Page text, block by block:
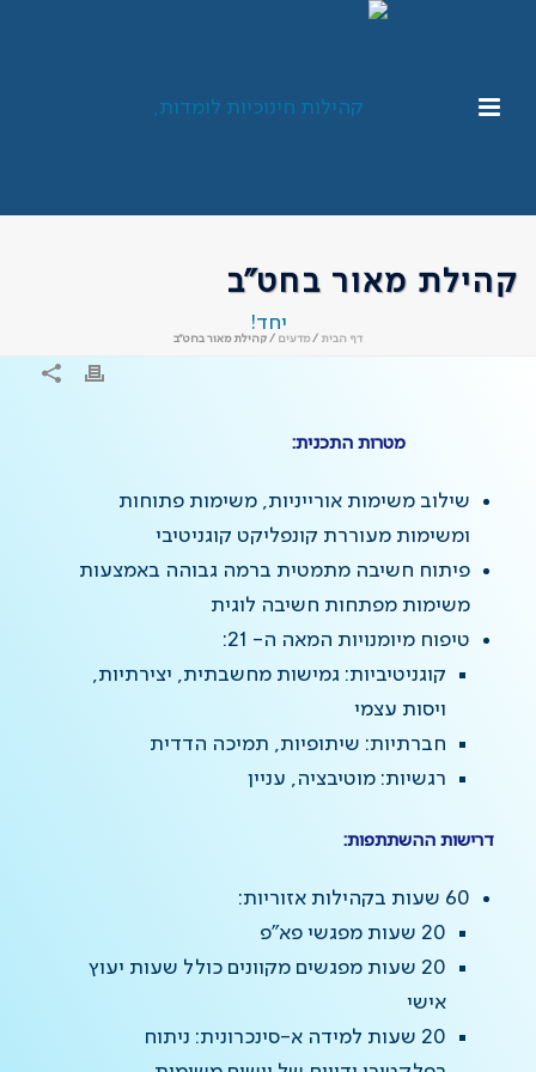
קהילת מאור בחט”ב
דף הבית / מדעים / קהילת מאור בחט”ב
מטרות התכנית:
שילוב משימות אורייניות, משימות פתוחות
ומשימות מעוררת קונפליקט קוגניטיבי
פיתוח חשיבה מתמטית ברמה גבוהה באמצעות
משימות מפתחות חשיבה לוגית
טיפוח מיומנויות המאה ה- 21:
קוגניטיביות: גמישות מחשבתית, יצירתיות,
ויסות עצמי
חברתיות: שיתופיות, תמיכה הדדית
רגשיות: מוטיבציה, עניין
דרישות ההשתתפות:
60 שעות בקהילות אזוריות:
20 שעות מפגשי פא”פ
20 שעות מפגשים מקוונים כולל שעות יעוץ
אישי
20 שעות למידה א-סינכרונית: ניתוח